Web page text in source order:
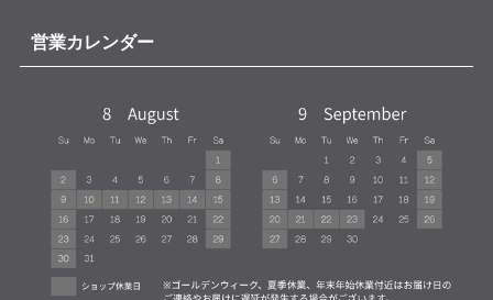
営業カレンダー